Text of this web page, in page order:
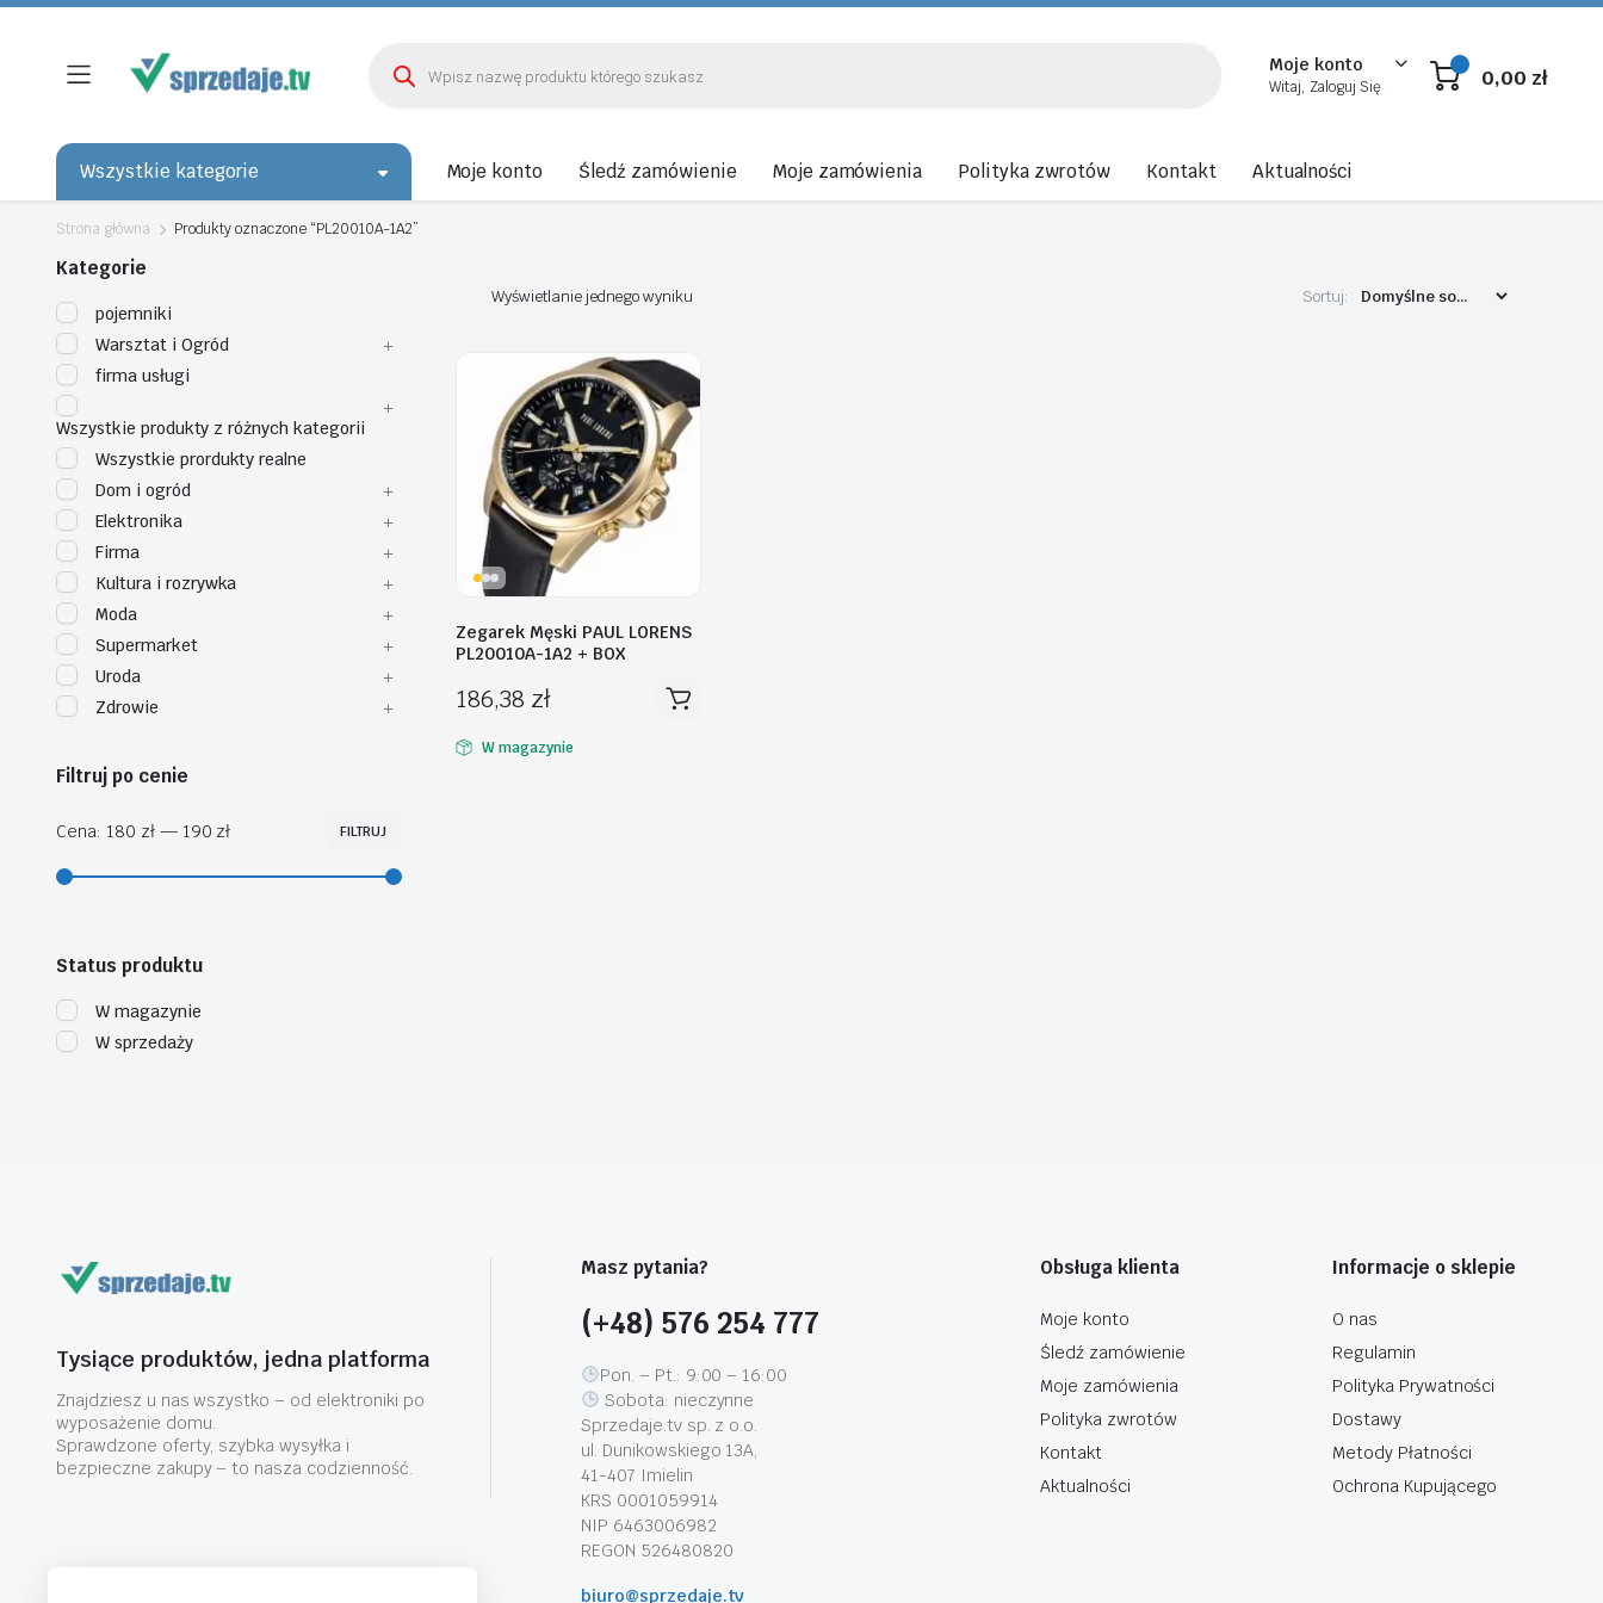
produktów
Moje konto
Witaj, Zaloguj Się 0,00 zł
Wszystkie kategorie Moje konto Śledź zamówienie Moje zamówienia Polityka zwrotów Kontakt Aktualności
Strona główna Produkty oznaczone “PL20010A-1A2”
Wyświetlanie jednego wyniku Sortuj:
Zegarek Męski PAUL LORENS
PL20010A-1A2 + BOX
186,38 zł
W magazynie
Kategorie
pojemniki
Warsztat i Ogród
firma usługi
Wszystkie produkty z różnych kategorii
Wszystkie prordukty realne
Dom i ogród
Elektronika
Firma
Kultura i rozrywka
Moda
Supermarket
Uroda
Zdrowie
Filtruj po cenie
FILTRUJ
Cena: 180 zł— 190 zł
Status produktu
W magazynie
W sprzedaży
Tysiące produktów, jedna platforma
Znajdziesz u nas wszystko – od elektroniki po
wyposażenie domu.
Sprawdzone oferty, szybka wysyłka i
bezpieczne zakupy – to nasza codzienność.
Masz pytania?
(+48) 576 254 777
Pon. – Pt.: 9:00 – 16:00
Sobota: nieczynne
Sprzedaje.tv sp. z o.o.
ul. Dunikowskiego 13A,
41-407 Imielin
KRS 0001059914
NIP 6463006982
REGON 526480820
biuro@sprzedaje.tv
Obsługa klienta
Moje konto
Śledź zamówienie
Moje zamówienia
Polityka zwrotów
Kontakt
Aktualności
Informacje o sklepie
O nas
Regulamin
Polityka Prywatności
Dostawy
Metody Płatności
Ochrona Kupującego